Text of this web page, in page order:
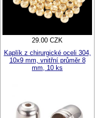
29.00 CZK
Kaplík z chirurgické oceli 304,
10x9 mm, vnitřní průměr 8
mm, 10 ks